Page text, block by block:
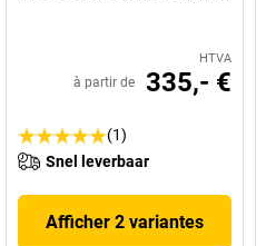
HTVA
à partir de 335,- €
(1)
Snel leverbaar
Afficher 2 variantes